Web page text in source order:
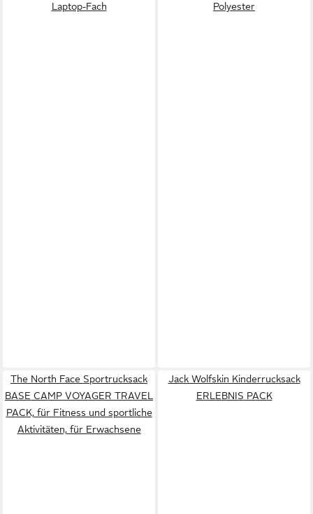
Laptop-Fach
Polyester
The North Face Sportrucksack
BASE CAMP VOYAGER TRAVEL
PACK, für Fitness und sportliche
Aktivitäten, für Erwachsene
Jack Wolfskin Kinderrucksack
ERLEBNIS PACK